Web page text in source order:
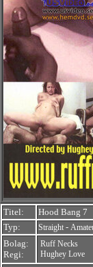
Titel:
Hood Bang 7
Typ:
Straight -
Bolag:
Regi:
Ruff Necks
Hughey Love